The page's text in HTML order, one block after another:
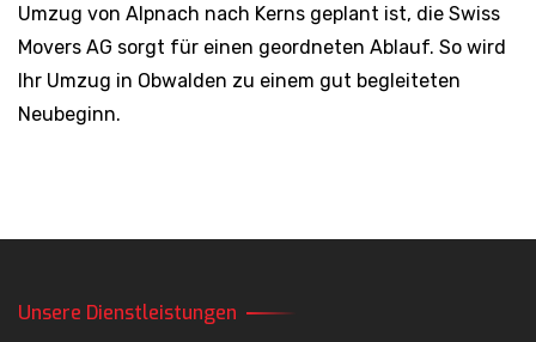
Umzug von Alpnach nach Kerns geplant ist, die Swiss
Movers AG sorgt für einen geordneten Ablauf. So wird
Ihr Umzug in Obwalden zu einem gut begleiteten
Neubeginn.
Unsere Dienstleistungen